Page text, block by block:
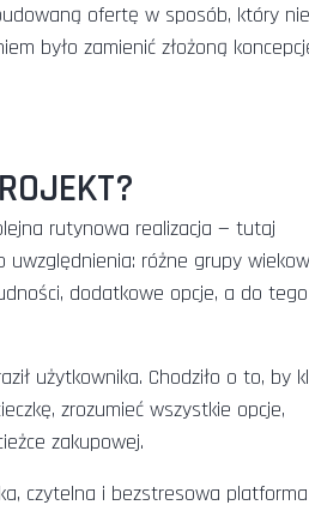
ofertę w sposób, który nie
było zamienić złożoną
rutynowa realizacja — tutaj
uwzględnienia: różne grupy
dodatkowe opcje, a do tego
użytkownika. Chodziło o to, by
zrozumieć wszystkie opcje,
zakupowej.
czytelna i bezstresowa